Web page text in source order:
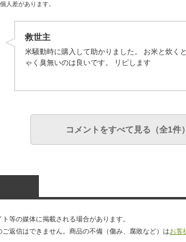
人差があります。
救世主
米騒動時に購入して助かりました。 お米と炊く
ゃく臭無いのは良いです。 リピします
コメントをすべて見る（全1件）
等の媒体に掲載される場合があります。
返信はできません。商品の不備（傷み、腐敗など）はお客